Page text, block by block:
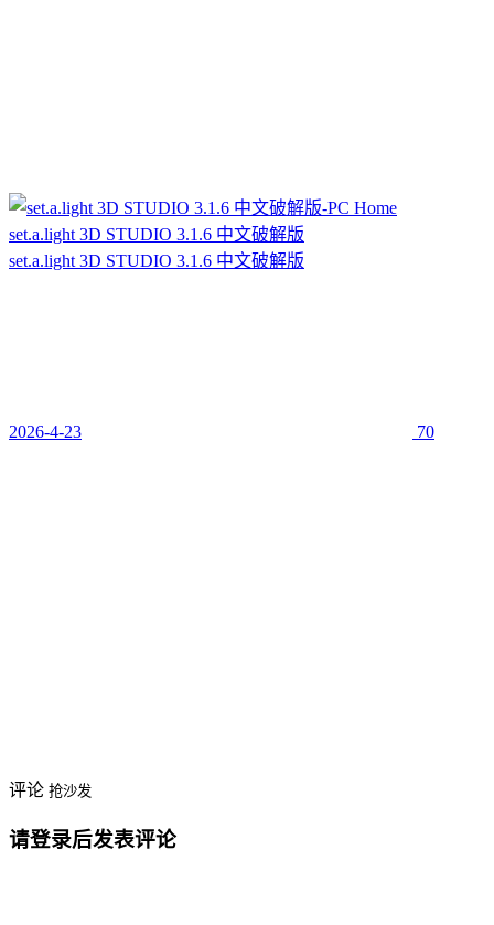
set.a.light 3D STUDIO 3.1.6 中文破解版
set.a.light 3D STUDIO 3.1.6 中文破解版
2026-4-23 70
评论 抢沙发
请登录后发表评论